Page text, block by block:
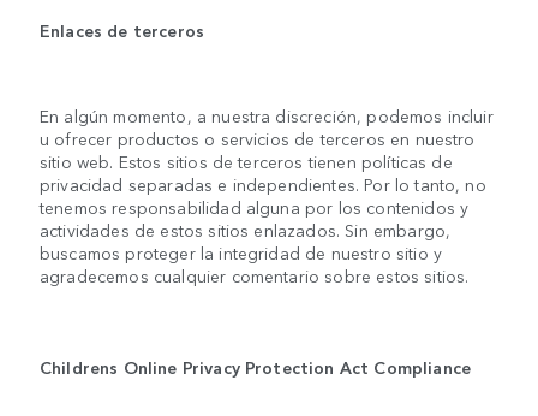
Enlaces de terceros
En algún momento, a nuestra discreción, podemos incluir
u ofrecer productos o servicios de terceros en nuestro
sitio web. Estos sitios de terceros tienen políticas de
privacidad separadas e independientes. Por lo tanto, no
tenemos responsabilidad alguna por los contenidos y
actividades de estos sitios enlazados. Sin embargo,
buscamos proteger la integridad de nuestro sitio y
agradecemos cualquier comentario sobre estos sitios.
Childrens Online Privacy Protection Act Compliance